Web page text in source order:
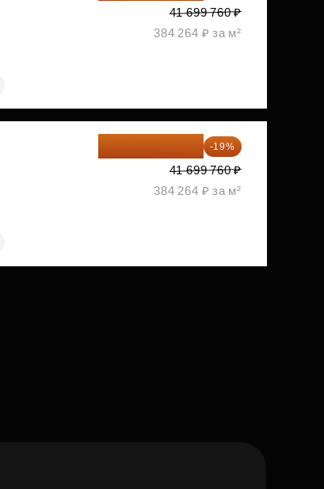
41 699 760 ₽
384 264 ₽ за м²
-19%
41 699 760 ₽
384 264 ₽ за м²